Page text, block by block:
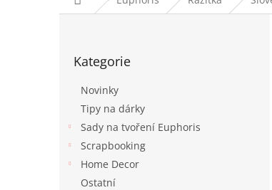
kategorie
Kategorie
Novinky
Tipy na dárky
Sady na tvoření Euphoris
Scrapbooking
Home Decor
Ostatní